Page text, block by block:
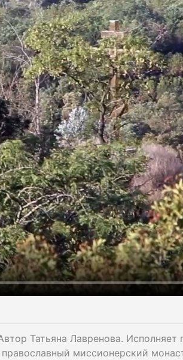
Татьяна Лавренова. Исполняет
миссионерский